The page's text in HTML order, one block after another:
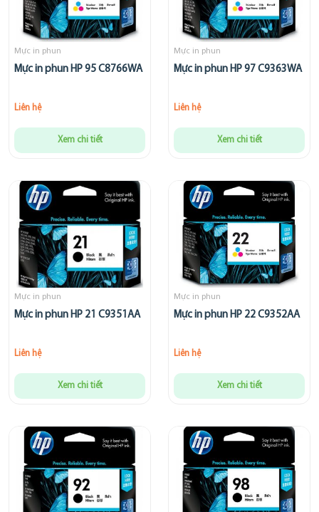
Mực in phun
Mực in phun HP 95 C8766WA
Liên hệ
Xem chi tiết
Mực in phun
Mực in phun HP 97 C9363WA
Liên hệ
Xem chi tiết
Mực in phun
Mực in phun HP 21 C9351AA
Liên hệ
Xem chi tiết
Mực in phun
Mực in phun HP 22 C9352AA
Liên hệ
Xem chi tiết